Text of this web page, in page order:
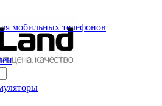
мобильных телефонов